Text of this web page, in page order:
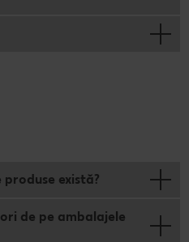
produse există?
de pe ambalajele